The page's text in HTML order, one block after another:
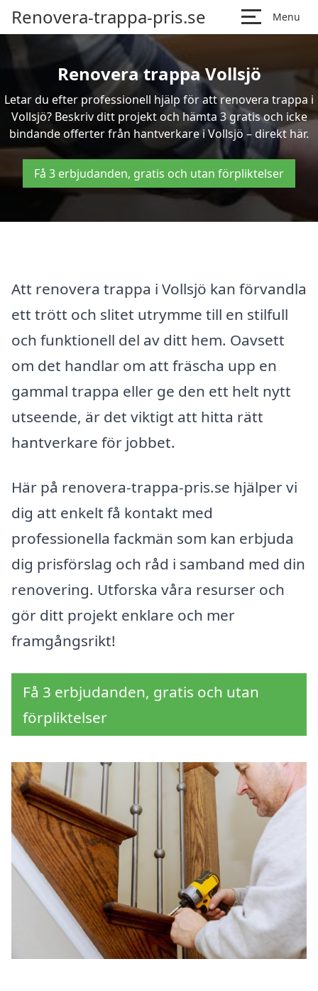
Renovera-trappa-pris.se Menu
Renovera trappa Vollsjö
Letar du efter professionell hjälp för att renovera trappa i
Vollsjö? Beskriv ditt projekt och hämta 3 gratis och icke
bindande offerter från hantverkare i Vollsjö – direkt här.
Få 3 erbjudanden, gratis och utan förpliktelser
Att renovera trappa i Vollsjö kan förvandla
ett trött och slitet utrymme till en stilfull
och funktionell del av ditt hem. Oavsett
om det handlar om att fräscha upp en
gammal trappa eller ge den ett helt nytt
utseende, är det viktigt att hitta rätt
hantverkare för jobbet.
Här på renovera-trappa-pris.se hjälper vi
dig att enkelt få kontakt med
professionella fackmän som kan erbjuda
dig prisförslag och råd i samband med din
renovering. Utforska våra resurser och
gör ditt projekt enklare och mer
framgångsrikt!
Få 3 erbjudanden, gratis och utan
förpliktelser